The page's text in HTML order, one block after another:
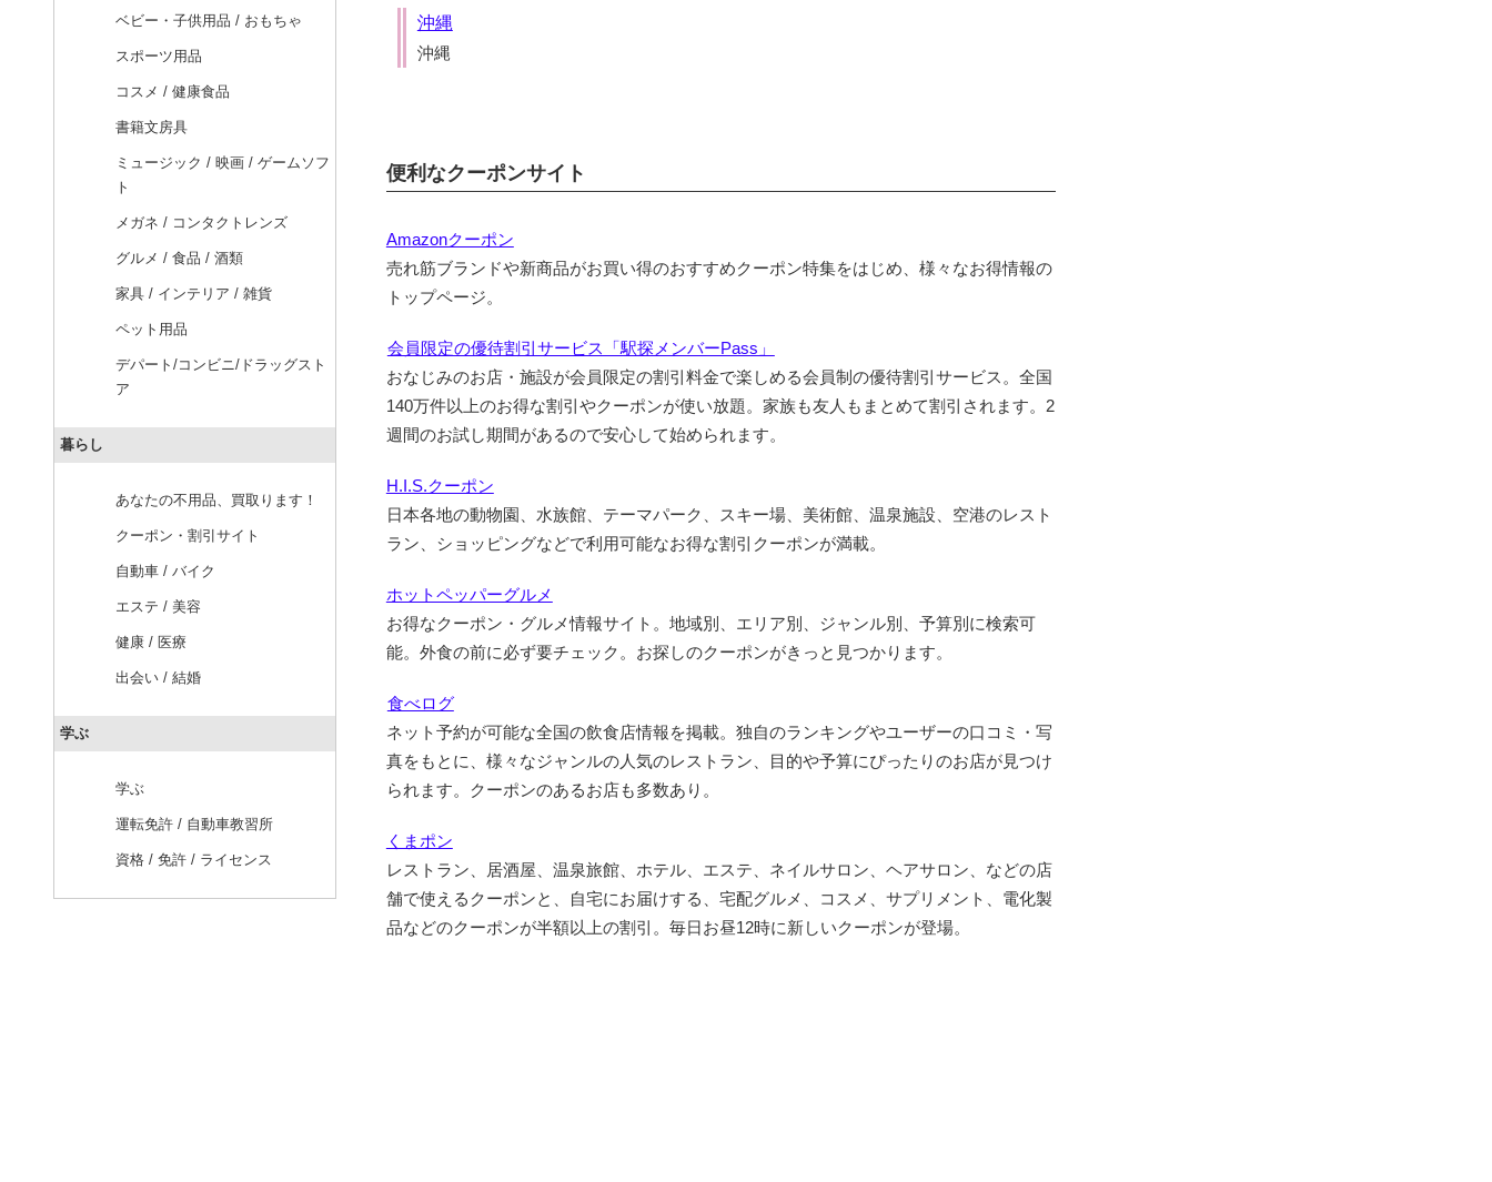
ベビー・子供用品 / おもちゃ
スポーツ用品
コスメ / 健康食品
書籍文房具
ミュージック / 映画 / ゲームソフ
ト
メガネ / コンタクトレンズ
グルメ / 食品 / 酒類
家具 / インテリア / 雑貨
ペット用品
デパート/コンビニ/ドラッグスト
ア
暮らし
あなたの不用品、買取ります！
クーポン・割引サイト
自動車 / バイク
エステ / 美容
健康 / 医療
出会い / 結婚
学ぶ
学ぶ
運転免許 / 自動車教習所
資格 / 免許 / ライセンス
沖縄
沖縄
便利なクーポンサイト
Amazonクーポン
売れ筋ブランドや新商品がお買い得のおすすめクーポン特集をはじめ、様々なお得情報の
トップページ。
会員限定の優待割引サービス「駅探メンバーPass」
おなじみのお店・施設が会員限定の割引料金で楽しめる会員制の優待割引サービス。全国
140万件以上のお得な割引やクーポンが使い放題。家族も友人もまとめて割引されます。2
週間のお試し期間があるので安心して始められます。
H.I.S.クーポン
日本各地の動物園、水族館、テーマパーク、スキー場、美術館、温泉施設、空港のレスト
ラン、ショッピングなどで利用可能なお得な割引クーポンが満載。
ホットペッパーグルメ
お得なクーポン・グルメ情報サイト。地域別、エリア別、ジャンル別、予算別に検索可
能。外食の前に必ず要チェック。お探しのクーポンがきっと見つかります。
食べログ
ネット予約が可能な全国の飲食店情報を掲載。独自のランキングやユーザーの口コミ・写
真をもとに、様々なジャンルの人気のレストラン、目的や予算にぴったりのお店が見つけ
られます。クーポンのあるお店も多数あり。
くまポン
レストラン、居酒屋、温泉旅館、ホテル、エステ、ネイルサロン、ヘアサロン、などの店
舗で使えるクーポンと、自宅にお届けする、宅配グルメ、コスメ、サプリメント、電化製
品などのクーポンが半額以上の割引。毎日お昼12時に新しいクーポンが登場。